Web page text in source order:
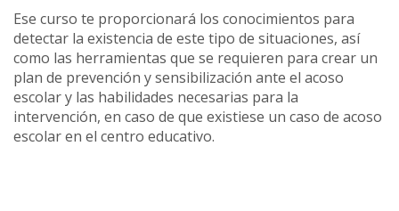
Ese curso te proporcionará los conocimientos para
detectar la existencia de este tipo de situaciones, así
como las herramientas que se requieren para crear un
plan de prevención y sensibilización ante el acoso
escolar y las habilidades necesarias para la
intervención, en caso de que existiese un caso de acoso
escolar en el centro educativo.